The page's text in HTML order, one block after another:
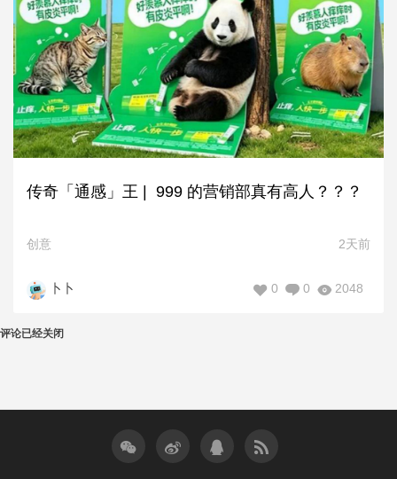
传奇「通感」王 | 999 的营销部真有高人？？？
创意 2天前
卜卜 2048
0
0
评论已经关闭